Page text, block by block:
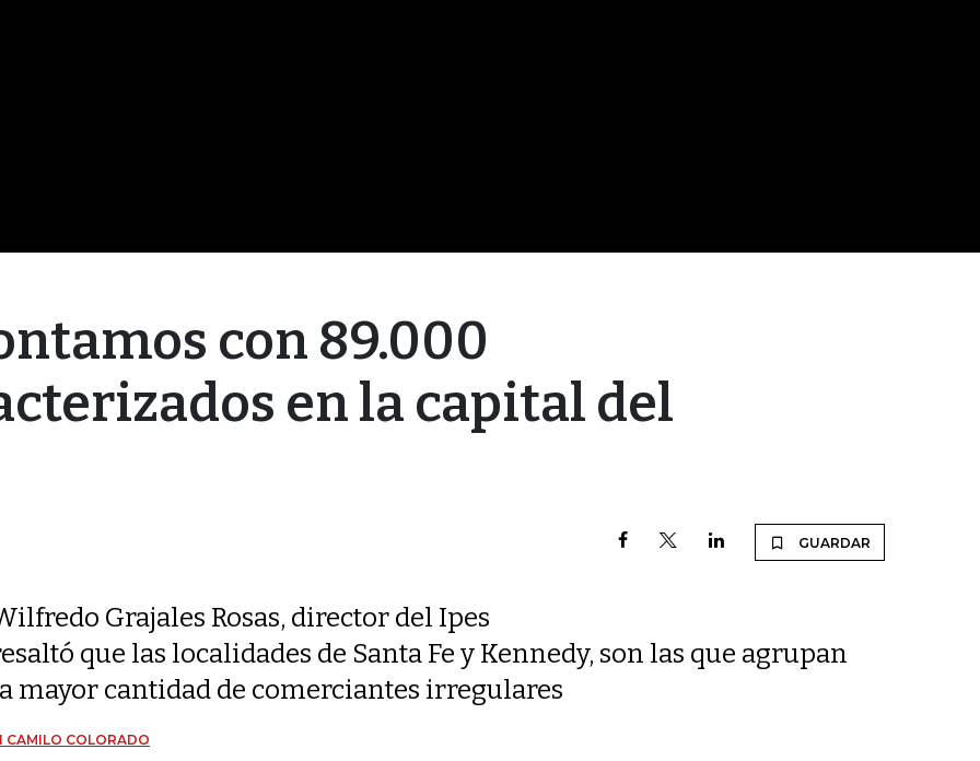
con 89.000
en la capital del
GUARDAR
Grajales Rosas, director del Ipes
que las localidades de Santa Fe y Kennedy, son las que agrupan
mayor cantidad de comerciantes irregulares
CAMILO COLORADO